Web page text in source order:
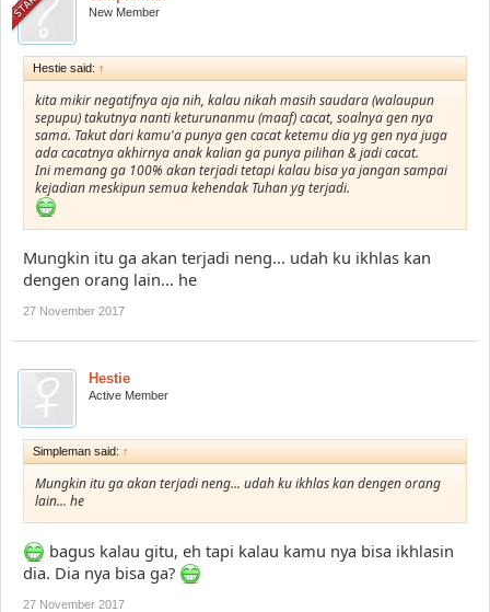
New Member
Hestie said: ↑
kita mikir negatifnya aja nih, kalau nikah masih saudara (walaupun
sepupu) takutnya nanti keturunanmu (maaf) cacat, soalnya gen nya
sama. Takut dari kamu'a punya gen cacat ketemu dia yg gen nya juga
ada cacatnya akhirnya anak kalian ga punya pilihan & jadi cacat.
Ini memang ga 100% akan terjadi tetapi kalau bisa ya jangan sampai
kejadian meskipun semua kehendak Tuhan yg terjadi.
Mungkin itu ga akan terjadi neng... udah ku ikhlas kan
dengen orang lain... he
27 November 2017
Hestie
Active Member
Simpleman said: ↑
Mungkin itu ga akan terjadi neng... udah ku ikhlas kan dengen orang
lain... he
bagus kalau gitu, eh tapi kalau kamu nya bisa ikhlasin
dia. Dia nya bisa ga?
27 November 2017